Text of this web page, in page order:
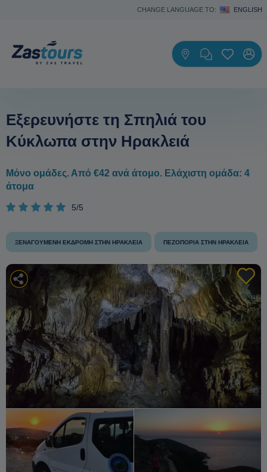
CHANGE LANGUAGE TO: ENGLISH
Εξερευνήστε τη Σπηλιά του
Κύκλωπα στην Ηρακλειά
Μόνο ομάδες. Από €42 ανά άτομο. Ελάχιστη ομάδα: 4
άτομα
5/5
ΞΕΝΑΓΟΎΜΕΝΗ ΕΚΔΡΟΜΉ ΣΤΗΝ ΗΡΑΚΛΕΙΆ ΠΕΖΟΠΟΡΊΑ ΣΤΗΝ ΗΡΑΚΛΕΙΆ